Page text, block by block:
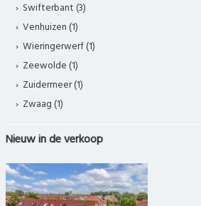
Swifterbant (3)
Venhuizen (1)
Wieringerwerf (1)
Zeewolde (1)
Zuidermeer (1)
Zwaag (1)
Nieuw in de verkoop